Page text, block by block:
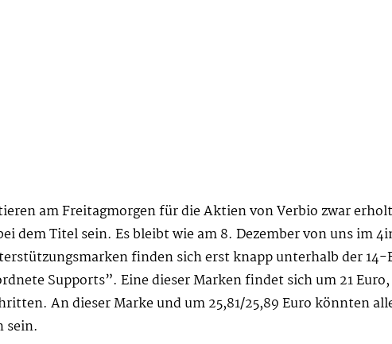
am Freitagmorgen für die Aktien von Verbio zwar erholt
dem Titel sein. Es bleibt wie am 8. Dezember von uns im
finden sich erst knapp unterhalb der
Supports”. Eine dieser Marken findet sich um 21
An dieser Marke und um 25,81/25,89 Euro könnten
sein.